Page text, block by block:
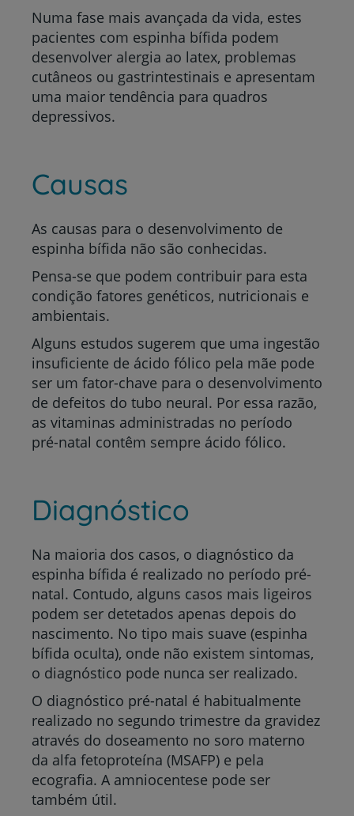
Numa fase mais avançada da vida, estes
pacientes com espinha bífida podem
desenvolver alergia ao latex, problemas
cutâneos ou gastrintestinais e apresentam
uma maior tendência para quadros
depressivos.
Causas
As causas para o desenvolvimento de
espinha bífida não são conhecidas.
Pensa-se que podem contribuir para esta
condição fatores genéticos, nutricionais e
ambientais.
Alguns estudos sugerem que uma ingestão
insuficiente de ácido fólico pela mãe pode
ser um fator-chave para o desenvolvimento
de defeitos do tubo neural. Por essa razão,
as vitaminas administradas no período
pré-natal contêm sempre ácido fólico.
Diagnóstico
Na maioria dos casos, o diagnóstico da
espinha bífida é realizado no período pré-
natal. Contudo, alguns casos mais ligeiros
podem ser detetados apenas depois do
nascimento. No tipo mais suave (espinha
bífida oculta), onde não existem sintomas,
o diagnóstico pode nunca ser realizado.
O diagnóstico pré-natal é habitualmente
realizado no segundo trimestre da gravidez
através do doseamento no soro materno
da alfa fetoproteína (MSAFP) e pela
ecografia. A amniocentese pode ser
também útil.